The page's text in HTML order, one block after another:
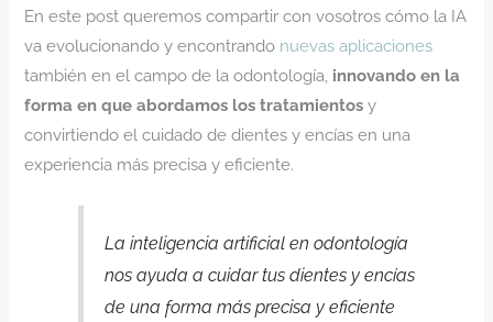
En este post queremos compartir con vosotros cómo la IA
va evolucionando y encontrando nuevas aplicaciones
también en el campo de la odontología, innovando en la
forma en que abordamos los tratamientos y
convirtiendo el cuidado de dientes y encías en una
experiencia más precisa y eficiente.
La inteligencia artificial en odontología
nos ayuda a cuidar tus dientes y encías
de una forma más precisa y eficiente